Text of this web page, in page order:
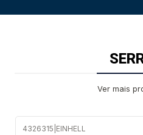
Ver mais
4326315 EINHELL